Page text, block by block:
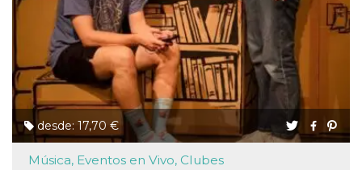
desde: 17,70 €
Música, Eventos en Vivo, Clubes